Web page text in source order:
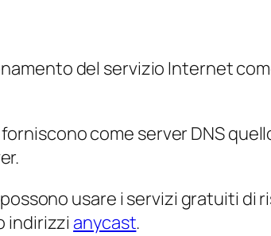
del servizio Internet
come server DNS
usare i servizi gratuiti di
indirizzi anycast.